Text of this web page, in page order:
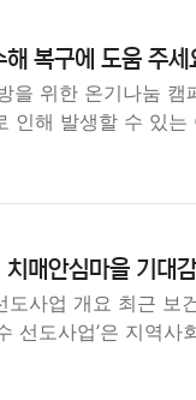
복구에 도움 주세
을 위한 온기나눔 캠
인해 발생할 수 있
매안심마을 기대
도사업 개요 최근 보
선도사업’은 지역사